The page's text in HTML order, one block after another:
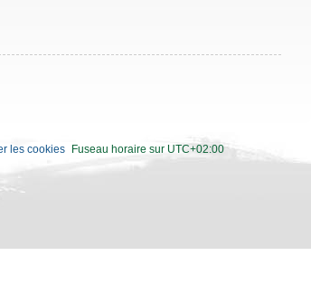
Fuseau horaire sur UTC+02:00
les cookies